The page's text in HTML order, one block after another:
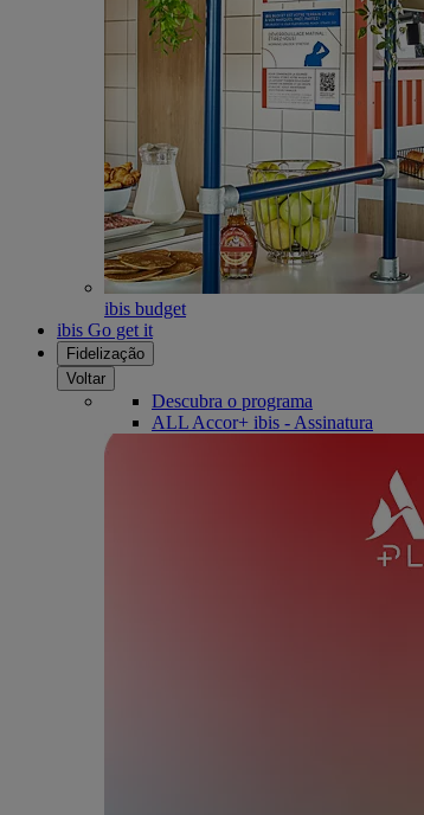
ibis budget
ibis Go get it
Fidelização
Voltar
Descubra o programa
ALL Accor+ ibis - Assinatura